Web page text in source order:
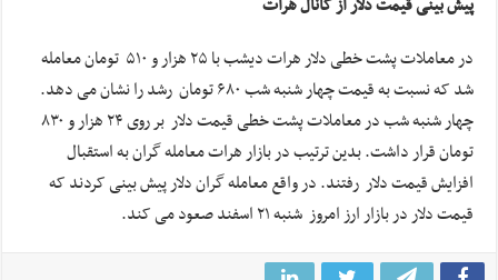
در معاملات پشت خطی دلار هرات دیشب با ۲۵ هزار و ۵۱۰ تومان معامله
شد که نسبت به قیمت چهار شنبه شب ۶۸۰ تومان رشد را نشان می دهد.
چهار شنبه شب در معاملات پشت خطی قیمت دلار بر روی ۲۴ هزار و ۸۳۰
تومان قرار داشت. بدین ترتیب در بازار هرات معامله گران به استقبال
افزایش قیمت دلار رفتند. در واقع معامله گران دلار پیش بینی کردند که
قیمت دلار در بازار ارز امروز شنبه ۲۱ اسفند صعود می کند.